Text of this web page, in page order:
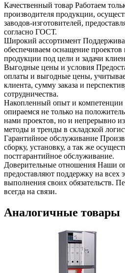
Качественный товар Работаем
производителя продукции,
заводов-изготовителей,
согласно ГОСТ.
Широкий ассортимент
обеспечиваем оснащение
продукции под цели и задачи
Выгодные цены и условия
оплаты и выгодные цены,
клиента, сумму заказа и
сотрудничества.
Накопленный опыт и компетенции
опираемся не только на
нами проектов, но и непрерывно
методы и тренды в складской
Гарантийное обслуживание
сборку, установку, а так же
постгарантийное обслуживание.
Доверительные отношения Наши
предоставляют поддержку на всех
выполнения своих обязательств.
всегда на связи.
Аналогичные товары